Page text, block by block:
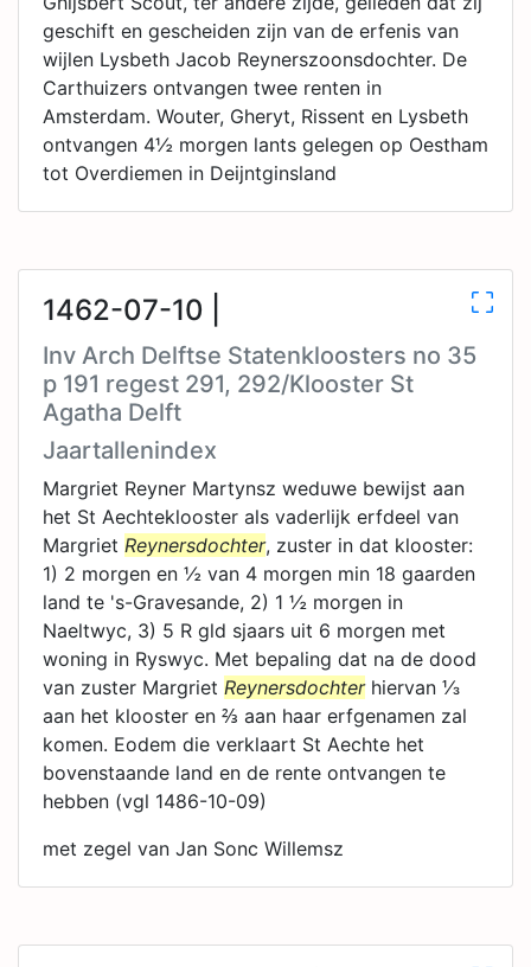
geschift en gescheiden zijn van de erfenis van
wijlen Lysbeth Jacob Reynerszoonsdochter. De
Carthuizers ontvangen twee renten in
Amsterdam. Wouter, Gheryt, Rissent en Lysbeth
ontvangen 4½ morgen lants gelegen op Oestham
tot Overdiemen in Deijntginsland
1462-07-10 |
Inv Arch Delftse Statenkloosters no 35
p 191 regest 291, 292/Klooster St
Agatha Delft
Jaartallenindex
Margriet Reyner Martynsz weduwe bewijst aan
het St Aechteklooster als vaderlijk erfdeel van
Margriet Reynersdochter, zuster in dat klooster:
1) 2 morgen en ½ van 4 morgen min 18 gaarden
land te 's-Gravesande, 2) 1 ½ morgen in
Naeltwyc, 3) 5 R gld sjaars uit 6 morgen met
woning in Ryswyc. Met bepaling dat na de dood
van zuster Margriet Reynersdochterhiervan ⅓
aan het klooster en ⅔ aan haar erfgenamen zal
komen. Eodem die verklaart St Aechte het
bovenstaande land en de rente ontvangen te
hebben (vgl 1486-10-09)
met zegel van Jan Sonc Willemsz